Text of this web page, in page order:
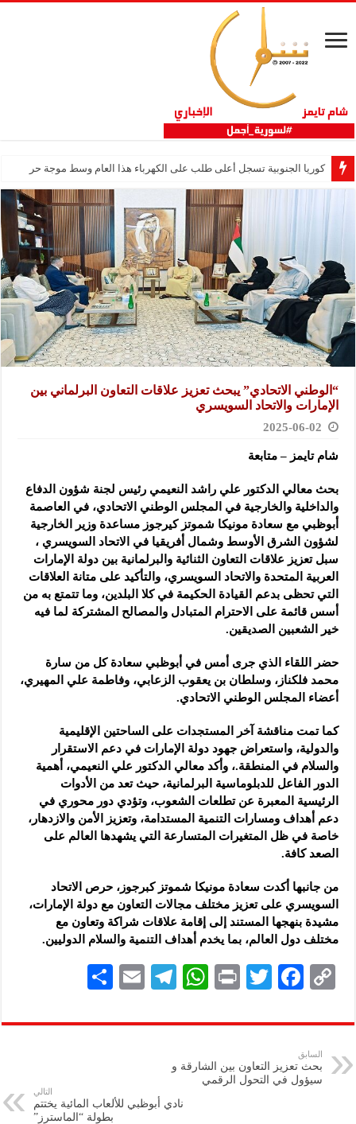
كوريا الجنوبية تسجل أعلى طلب على الكهرباء هذا العام وسط موجة حر
“الوطني الاتحادي” يبحث تعزيز علاقات التعاون البرلماني بين
الإمارات والاتحاد السويسري
2025-06-02
شام تايمز – متابعة
بحث معالي الدكتور علي راشد النعيمي رئيس لجنة شؤون الدفاع
والداخلية والخارجية في المجلس الوطني الاتحادي، في العاصمة
أبوظبي مع سعادة مونيكا شموتز كيرجوز مساعدة وزير الخارجية
لشؤون الشرق الأوسط وشمال أفريقيا في الاتحاد السويسري ،
سبل تعزيز علاقات التعاون الثنائية والبرلمانية بين دولة الإمارات
العربية المتحدة والاتحاد السويسري، والتأكيد على متانة العلاقات
التي تحظى بدعم القيادة الحكيمة في كلا البلدين، وما تتمتع به من
أسس قائمة على الاحترام المتبادل والمصالح المشتركة لما فيه
خير الشعبين الصديقين.
حضر اللقاء الذي جرى أمس في أبوظبي سعادة كل من سارة
محمد فلكناز، وسلطان بن يعقوب الزعابي، وفاطمة علي المهيري،
أعضاء المجلس الوطني الاتحادي.
كما تمت مناقشة آخر المستجدات على الساحتين الإقليمية
والدولية، واستعراض جهود دولة الإمارات في دعم الاستقرار
والسلام في المنطقة.، وأكد معالي الدكتور علي النعيمي، أهمية
الدور الفاعل للدبلوماسية البرلمانية، حيث تعد من الأدوات
الرئيسية المعبرة عن تطلعات الشعوب، وتؤدي دور محوري في
دعم أهداف ومسارات التنمية المستدامة، وتعزيز الأمن والازدهار،
خاصة في ظل المتغيرات المتسارعة التي يشهدها العالم على
الصعد كافة.
من جانبها أكدت سعادة مونيكا شموتز كبرجوز، حرص الاتحاد
السويسري على تعزيز مختلف مجالات التعاون مع دولة الإمارات،
مشيدة بنهجها المستند إلى إقامة علاقات شراكة وتعاون مع
مختلف دول العالم، بما يخدم أهداف التنمية والسلام الدوليين.
C
p
y
Li
F
eb
k
T
tt
P
nt
W
at
A
p
Te
gr
E
ai
ar
السابق
بحث تعزيز التعاون بين الشارقة و
سيؤول في التحول الرقمي
التالي
نادي أبوظبي للألعاب المائية يختتم
بطولة “الماسترز”